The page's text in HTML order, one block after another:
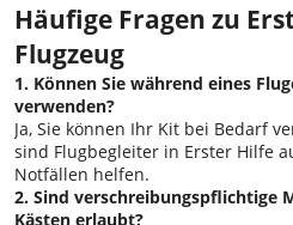
Häufige Fragen zu
Flugzeug
1. Können Sie während eines
verwenden?
Ja, Sie können Ihr Kit bei Bedarf
sind Flugbegleiter in Erster Hilfe
Notfällen helfen.
2. Sind verschreibungspflichtige
Kästen erlaubt?